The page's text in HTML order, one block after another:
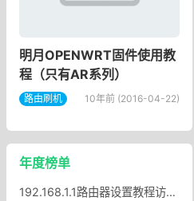
明月OPENWRT固件使用教
程（只有AR系列）
路由刷机 10年前 (2016-04-22)
年度榜单
192.168.1.1路由器设置教程访问192.168.1.1的方法